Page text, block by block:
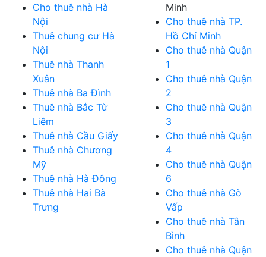
Cho thuê nhà Hà
Nội
Thuê chung cư Hà
Nội
Thuê nhà Thanh
Xuân
Thuê nhà Ba Đình
Thuê nhà Bắc Từ
Liêm
Thuê nhà Cầu Giấy
Thuê nhà Chương
Mỹ
Thuê nhà Hà Đông
Thuê nhà Hai Bà
Trưng
Minh
Cho thuê nhà TP.
Hồ Chí Minh
Cho thuê nhà Quận
1
Cho thuê nhà Quận
2
Cho thuê nhà Quận
3
Cho thuê nhà Quận
4
Cho thuê nhà Quận
6
Cho thuê nhà Gò
Vấp
Cho thuê nhà Tân
Bình
Cho thuê nhà Quận